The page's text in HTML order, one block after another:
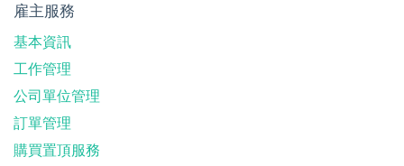
雇主服務
基本資訊
工作管理
公司單位管理
訂單管理
購買置頂服務